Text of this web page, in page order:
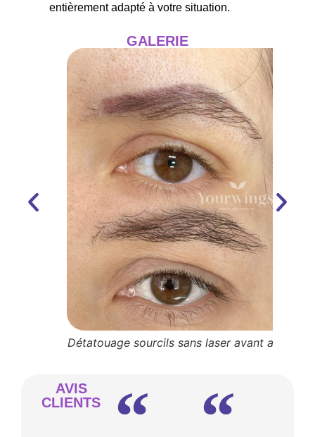
entièrement adapté à votre situation.
GALERIE
Détatouage sourcils sans laser avant après
AVIS
CLIENTS